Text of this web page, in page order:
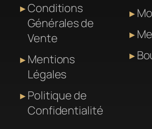
Conditions
Générales de
Vente
Mentions
Légales
Politique de
Confidentialité